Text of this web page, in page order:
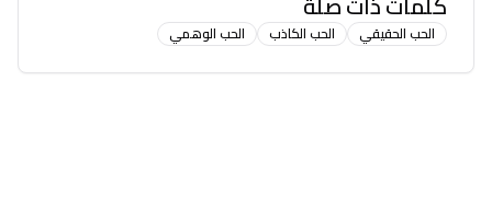
الحب الحقيقي الحب الكاذب الحب الوهمي